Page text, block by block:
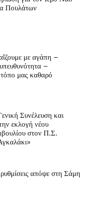
Πουλάτων
με αγάπη –
–
μας καθαρό
Συνέλευση και
εκλογή νέου
στον Π.Σ.
απόψε στη Σάμη